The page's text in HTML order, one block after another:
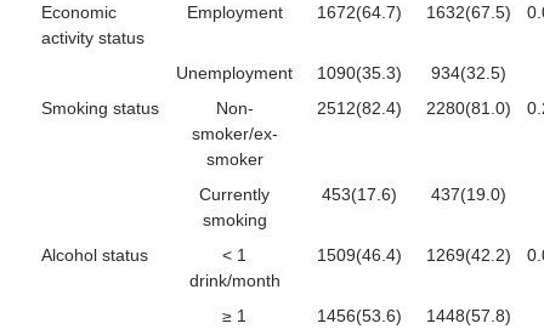
Economic
activity status
Employment 1672(64.7) 1632(67.5)
Unemployment 1090(35.3)
934(32.5)
Smoking status
Non-
smoker/ex-
smoker
2512(82.4) 2280(81.0)
Currently
smoking
453(17.6) 437(19.0)
Alcohol status
< 1
drink/month
1509(46.4) 1269(42.2)
≥ 1
1456(53.6) 1448(57.8)